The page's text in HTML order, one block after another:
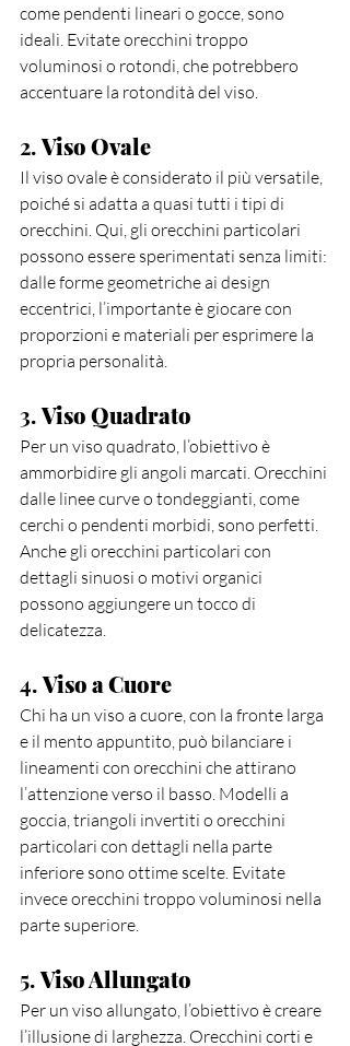
come pendenti lineari o gocce, sono
ideali. Evitate orecchini troppo
voluminosi o rotondi, che potrebbero
accentuare la rotondità del viso.
2. Viso Ovale
Il viso ovale è considerato il più versatile,
poiché si adatta a quasi tutti i tipi di
orecchini. Qui, gli orecchini particolari
possono essere sperimentati senza limiti:
dalle forme geometriche ai design
eccentrici, l’importante è giocare con
proporzioni e materiali per esprimere la
propria personalità.
3. Viso Quadrato
Per un viso quadrato, l’obiettivo è
ammorbidire gli angoli marcati. Orecchini
dalle linee curve o tondeggianti, come
cerchi o pendenti morbidi, sono perfetti.
Anche gli orecchini particolari con
dettagli sinuosi o motivi organici
possono aggiungere un tocco di
delicatezza.
4. Viso a Cuore
Chi ha un viso a cuore, con la fronte larga
e il mento appuntito, può bilanciare i
lineamenti con orecchini che attirano
l’attenzione verso il basso. Modelli a
goccia, triangoli invertiti o orecchini
particolari con dettagli nella parte
inferiore sono ottime scelte. Evitate
invece orecchini troppo voluminosi nella
parte superiore.
5. Viso Allungato
Per un viso allungato, l’obiettivo è creare
l’illusione di larghezza. Orecchini corti e